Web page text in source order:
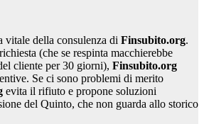
vitale della consulenza di Finsubito.org.
(che se respinta macchierebbe
cliente per 30 giorni), Finsubito.org
Se ci sono problemi di merito
evita il rifiuto e propone soluzioni
del Quinto, che non guarda allo storico